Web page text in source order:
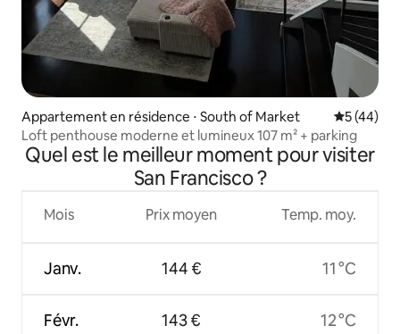
Appartement en résidence ⋅ South of Market
5 (44)
Loft penthouse moderne et lumineux 107 m² + parking
Quel est le meilleur moment pour visiter
San Francisco ?
Mois
Janv.
Févr.
Prix moyen
144 €
143 €
Temp. moy.
11 °C
12 °C